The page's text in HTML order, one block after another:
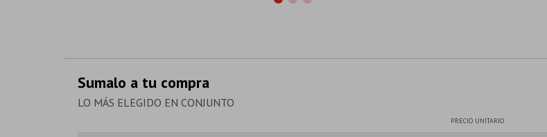
Sumalo a tu compra
LO MÁS ELEGIDO EN CONJUNTO
PRECIO UNITARIO